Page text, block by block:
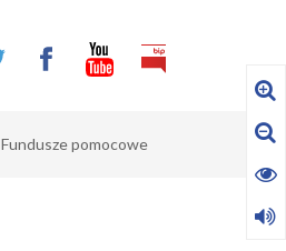
Fundusze pomocowe